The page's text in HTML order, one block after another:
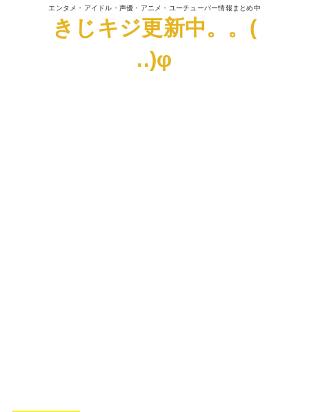
エンタメ・アイドル・声優・アニメ・ユーチューバー情報まとめ中
きじキジ更新中。。(
..)φ